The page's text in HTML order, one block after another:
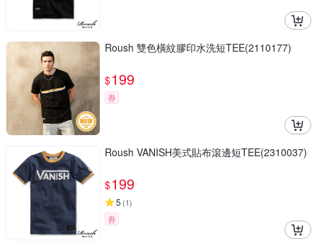
Roush 雙色橫紋膠印水洗短TEE(2110177)
$199
券
Roush VANISH美式貼布滾邊短TEE(2310037)
$199
5 (1)
券